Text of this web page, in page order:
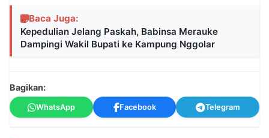
Baca Juga:
Kepedulian Jelang Paskah, Babinsa Merauke
Dampingi Wakil Bupati ke Kampung Nggolar
Bagikan:
WhatsApp Facebook Telegram